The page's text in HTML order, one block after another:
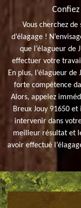
Confiez
Vous cherchez
d’élagage !
que l’élagueur de
effectuer votre
En plus, l’élagueur
forte compétence
Alors, appelez
Breux Jouy 91650
intervenir dans
meilleur résultat et
avoir effectué